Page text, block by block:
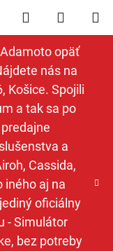
opäť
nás na
Košice. Spojili
a tak sa po
a
Cassida,
iného aj na
oficiálny
- Simulátor
bez potreby
Hľadať
KOŠÍK